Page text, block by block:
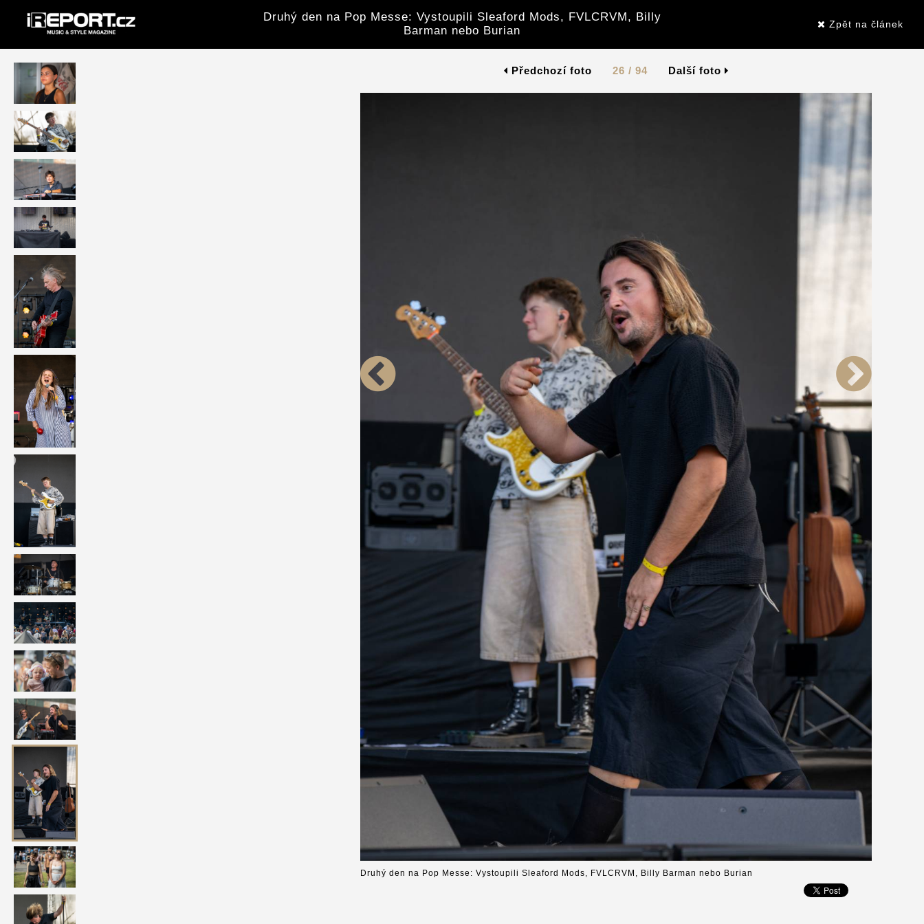
Druhý den na Pop Messe: Vystoupili Sleaford Mods, FVLCRVM, Billy
Barman nebo Burian
Zpět na článek
Předchozí foto 26 / 94 Další foto
Druhý den na Pop Messe: Vystoupili Sleaford Mods, FVLCRVM, Billy Barman nebo Burian